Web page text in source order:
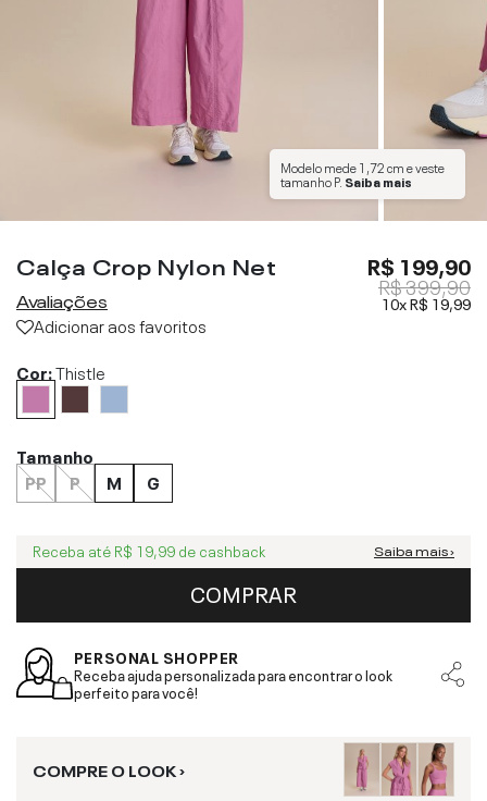
Modelo mede1,72 cme veste
tamanhoP. Saiba mais
Calça Crop Nylon Net
Avaliações
Adicionar aos favoritos
R$ 199,90
R$ 399,90
10xR$ 19,99
Cor:Thistle
Tamanho
PP
P M G
Receba até R$ 19,99 de cashback Saiba mais ›
COMPRAR
PERSONAL SHOPPER
Receba ajuda personalizada para encontrar o look
perfeito para você!
COMPRE O LOOK ›